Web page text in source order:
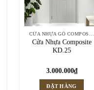
CỬA NHỰA GỖ COMPOSITE
Cửa Nhựa Composite
KD.25
3.000.000₫
ĐẶT HÀNG